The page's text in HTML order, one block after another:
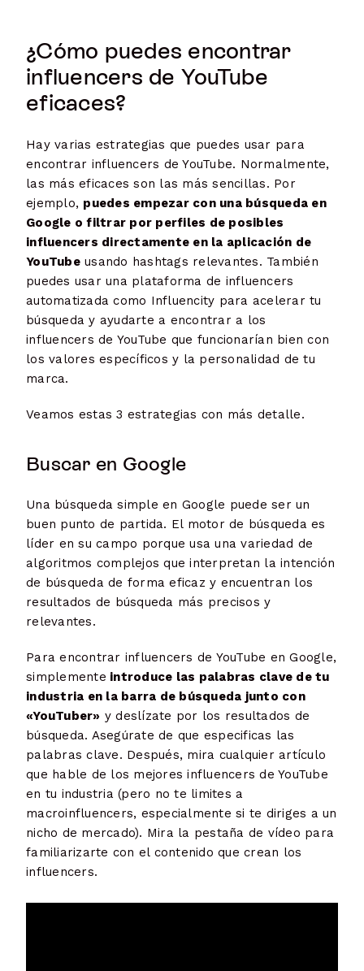
¿Cómo puedes encontrar
influencers de YouTube
eficaces?
Hay varias estrategias que puedes usar para
encontrar influencers de YouTube. Normalmente,
las más eficaces son las más sencillas. Por
ejemplo, puedes empezar con una búsqueda en
Google o filtrar por perfiles de posibles
influencers directamente en la aplicación de
YouTubeusando hashtags relevantes. También
puedes usar una plataforma de influencers
automatizada como Influencity para acelerar tu
búsqueda y ayudarte a encontrar a los
influencers de YouTube que funcionarían bien con
los valores específicos y la personalidad de tu
marca.
Veamos estas 3 estrategias con más detalle.
Buscar en Google
Una búsqueda simple en Google puede ser un
buen punto de partida. El motor de búsqueda es
líder en su campo porque usa una variedad de
algoritmos complejos que interpretan la intención
de búsqueda de forma eficaz y encuentran los
resultados de búsqueda más precisos y
relevantes.
Para encontrar influencers de YouTube en Google,
simplemente introduce las palabras clave de tu
industria en la barra de búsqueda junto con
«YouTuber» y deslízate por los resultados de
búsqueda. Asegúrate de que especificas las
palabras clave. Después, mira cualquier artículo
que hable de los mejores influencers de YouTube
en tu industria (pero no te limites a
macroinfluencers, especialmente si te diriges a un
nicho de mercado). Mira la pestaña de vídeo para
familiarizarte con el contenido que crean los
influencers.